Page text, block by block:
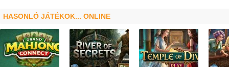
HASONLÓ JÁTÉKOK... ONLINE